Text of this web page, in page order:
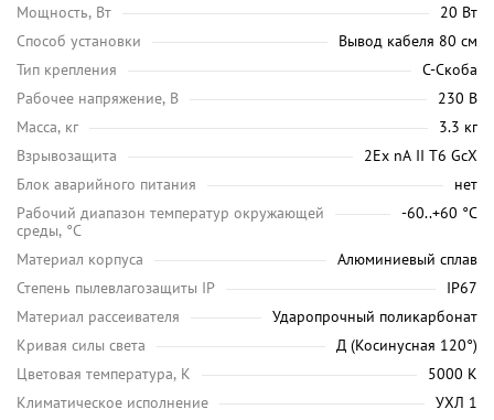
Мощность, Вт
20 Вт
Способ установки
Вывод кабеля 80 см
Тип крепления
С-Скоба
Рабочее напряжение, В
230 В
Масса, кг
3.3 кг
Взрывозащита
2Ex nA II T6 GcX
Блок аварийного питания
нет
Рабочий диапазон температур окружающей
среды, °C
-60..+60 °С
Материал корпуса
Алюминиевый сплав
Степень пылевлагозащиты IP
IP67
Материал рассеивателя
Ударопрочный поликарбонат
Кривая силы света
Д (Косинусная 120°)
Цветовая температура, K
5000 K
Климатическое исполнение
УХЛ 1